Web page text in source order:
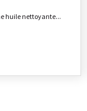
huile nettoyante...